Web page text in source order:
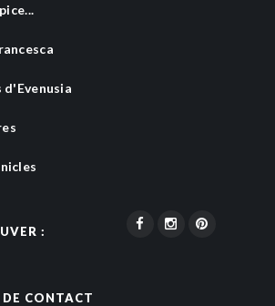
d'Evenusia
:
CONTACT